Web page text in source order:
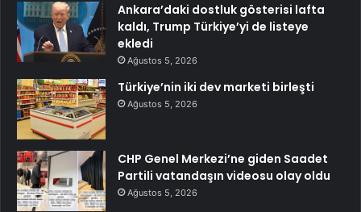
Ankara’daki dostluk gösterisi lafta
kaldı, Trump Türkiye’yi de listeye
ekledi
Ağustos 5, 2026
Türkiye’nin iki dev marketi birleşti
Ağustos 5, 2026
CHP Genel Merkezi’ne giden Saadet
Partili vatandaşın videosu olay oldu
Ağustos 5, 2026